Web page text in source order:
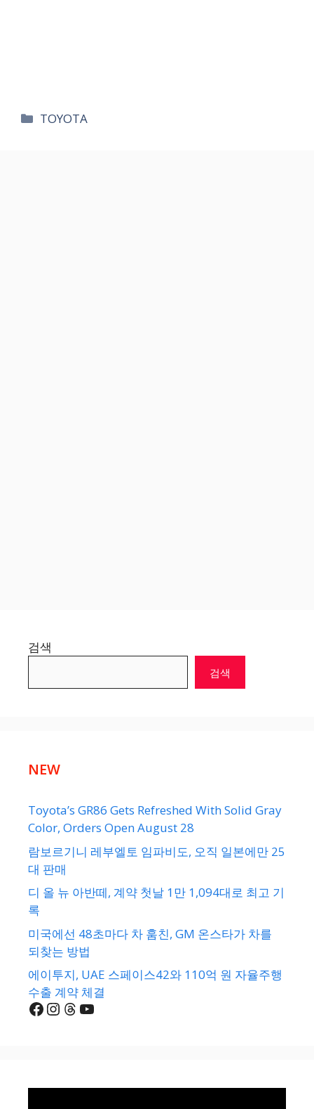
카
TOYOTA
검색
검색
NEW
Toyota’s GR86 Gets Refreshed With Solid Gray
Color, Orders Open August 28
람보르기니 레부엘토 임파비도, 오직 일본에만 25
대 판매
디 올 뉴 아반떼, 계약 첫날 1만 1,094대로 최고 기
록
미국에선 48초마다 차 훔친, GM 온스타가 차를
되찾는 방법
에이투지, UAE 스페이스42와 110억 원 자율주행
수출 계약 체결
Facebook
Instagram
Threads
YouTube